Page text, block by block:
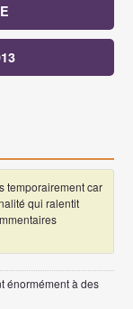
temporairement car
qui ralentit
énormément à des